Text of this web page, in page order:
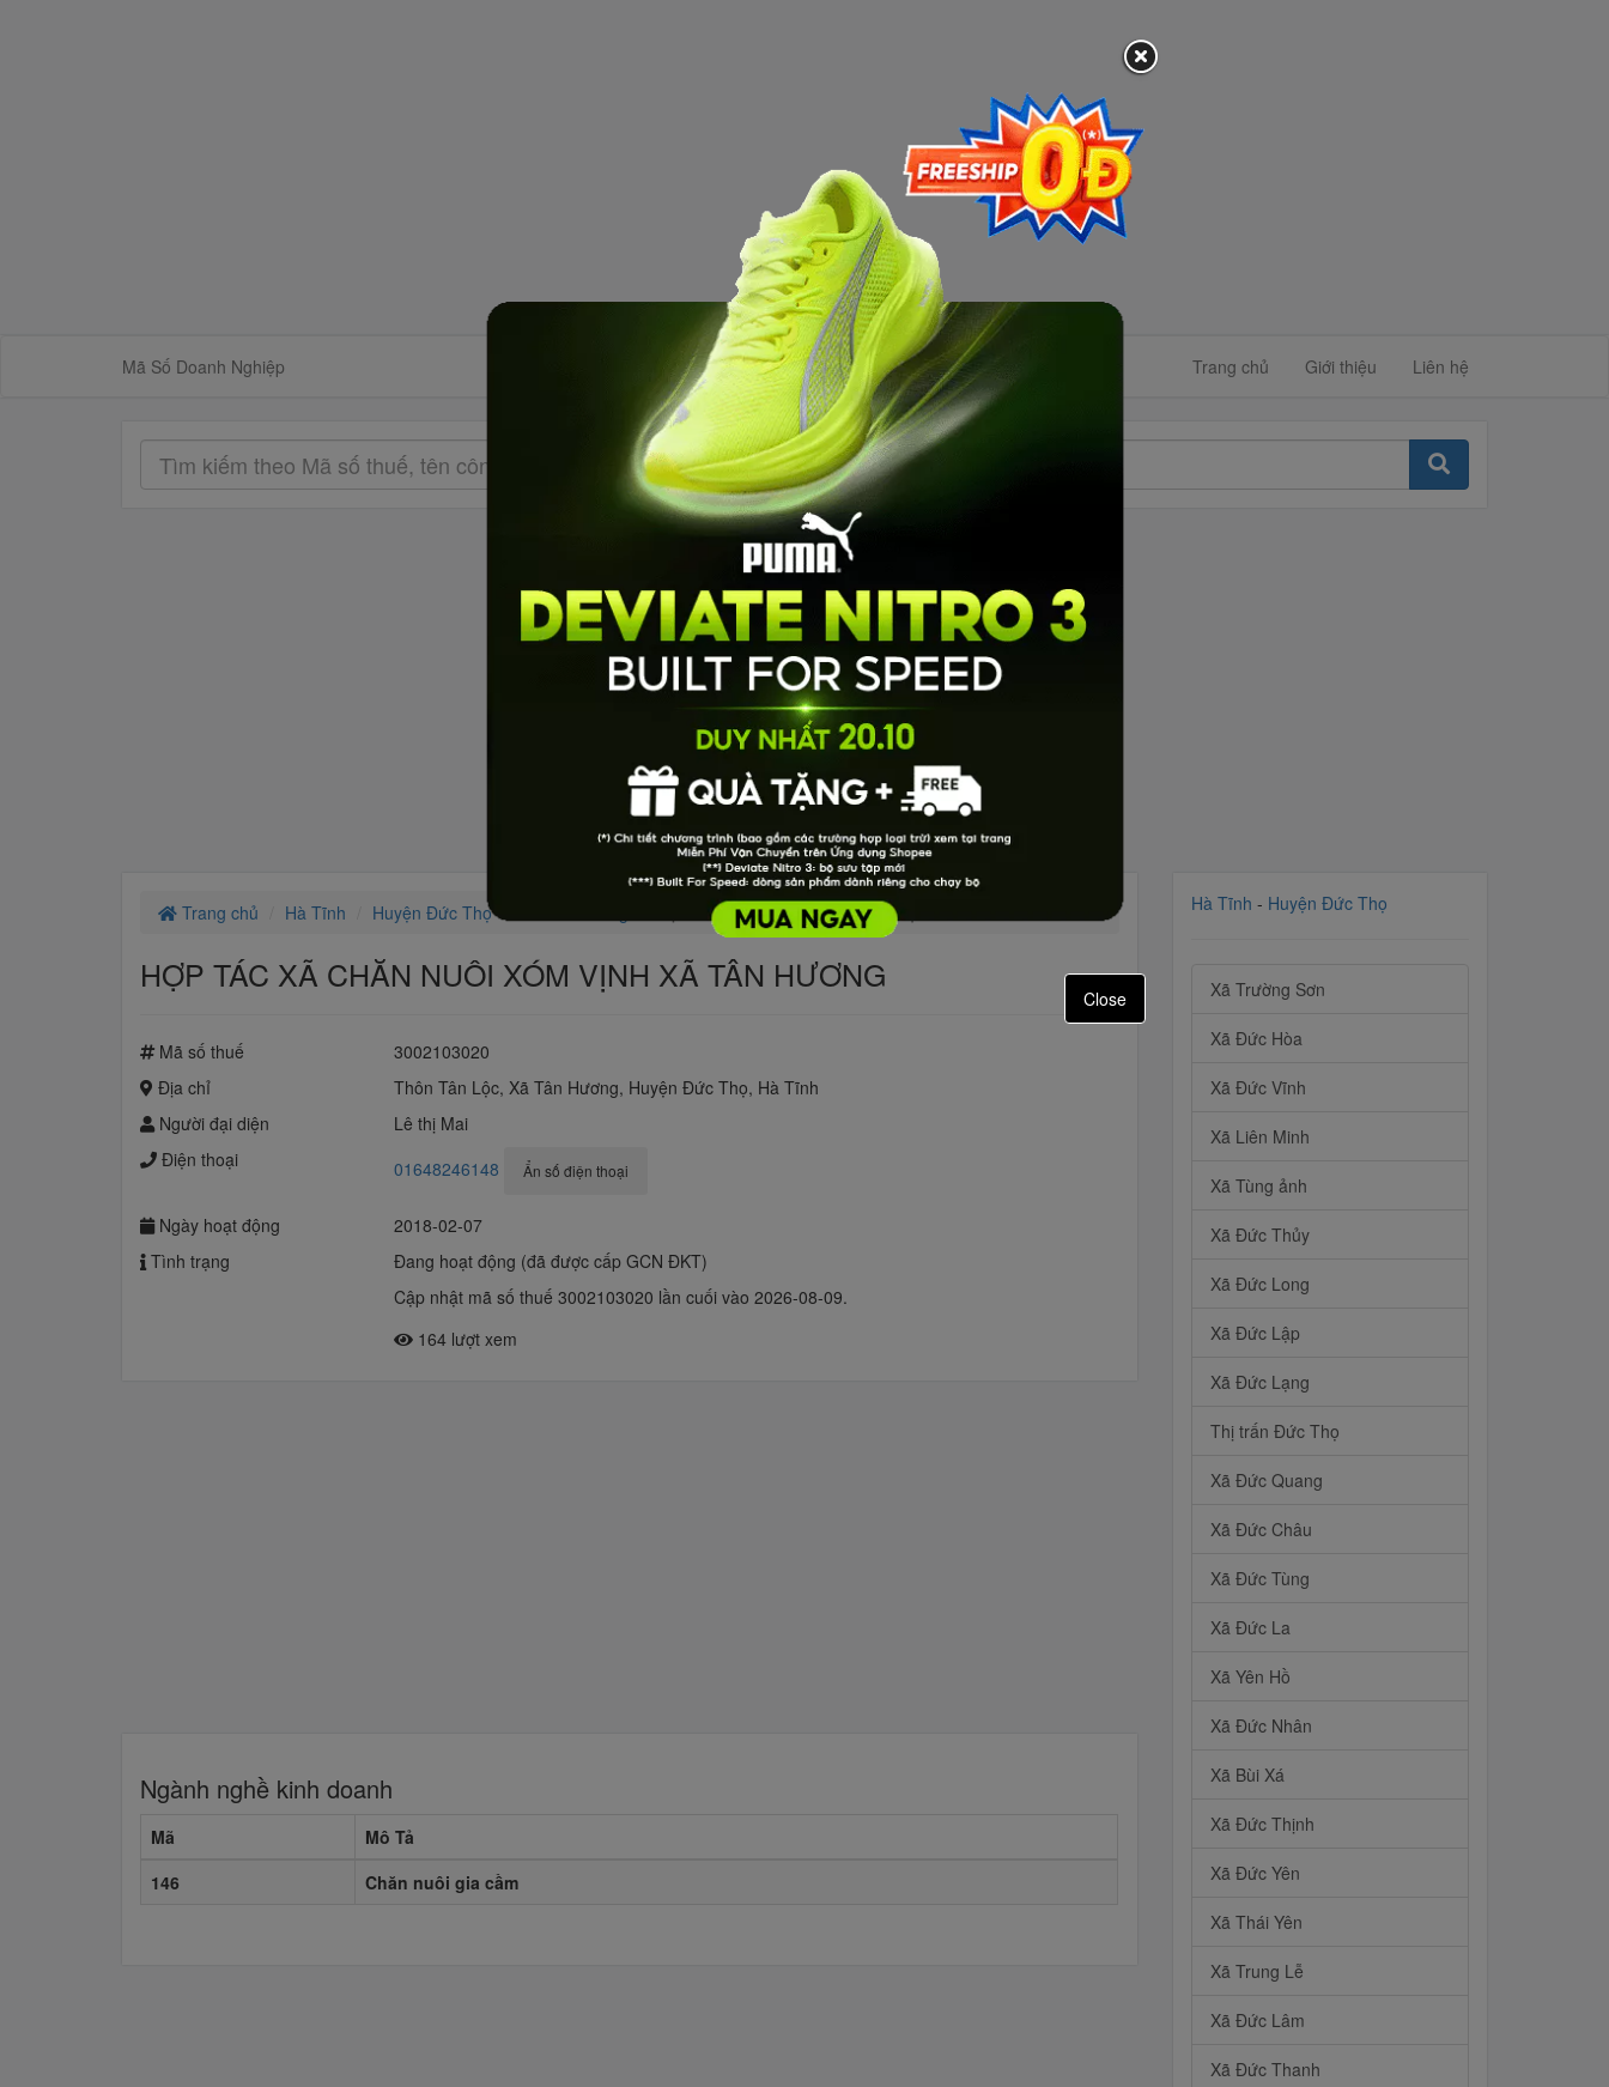
Mã Số Doanh Nghiệp Trang chủ Giới thiệu Liên hệ
Trang chủ Hà Tĩnh Huyện Đức Thọ HỢP TÁC XÃ CHĂN NUÔI XÓM VỊNH XÃ TÂN HƯƠNG
HỢP TÁC XÃ CHĂN NUÔI XÓM VỊNH XÃ TÂN HƯƠNG
Mã số thuế
3002103020
Địa chỉ
Thôn Tân Lộc, Xã Tân Hương, Huyện Đức Thọ, Hà Tĩnh
Người đại diện
Lê thị Mai
Điện thoại
01648246148 Ẩn số điện thoại
Ngày hoạt động
2018-02-07
Tình trạng
Đang hoạt động (đã được cấp GCN ĐKT)
Cập nhật mã số thuế 3002103020 lần cuối vào 2026-08-09.
164 lượt xem
Ngành nghề kinh doanh
Mã
Mô Tả
146
Chăn nuôi gia cầm
Hà Tĩnh - Huyện Đức Thọ
Xã Trường Sơn
Xã Đức Hòa
Xã Đức Vĩnh
Xã Liên Minh
Xã Tùng ảnh
Xã Đức Thủy
Xã Đức Long
Xã Đức Lập
Xã Đức Lạng
Thị trấn Đức Thọ
Xã Đức Quang
Xã Đức Châu
Xã Đức Tùng
Xã Đức La
Xã Yên Hồ
Xã Đức Nhân
Xã Bùi Xá
Xã Đức Thịnh
Xã Đức Yên
Xã Thái Yên
Xã Trung Lễ
Xã Đức Lâm
Xã Đức Thanh
Close